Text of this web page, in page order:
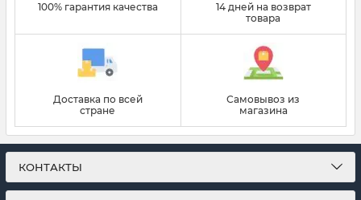
100% гарантия качества
14 дней на возврат
товара
Доставка по всей
стране
Самовывоз из
магазина
КОНТАКТЫ